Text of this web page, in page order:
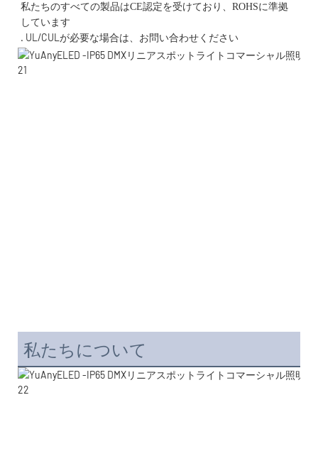
私たちのすべての製品はCE認定を受けており、ROHSに準拠
. UL/CULが必要な場合は、お問い合わせください
私たちについて